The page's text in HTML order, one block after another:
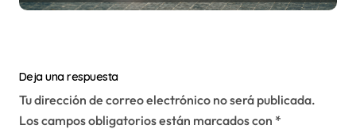
Deja una respuesta
Tu dirección de correo electrónico no será publicada.
Los campos obligatorios están marcados con *